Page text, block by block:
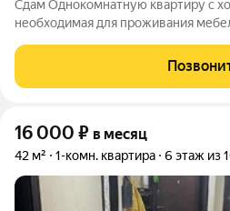
Сдам Однокомнатную квартиру с
необходимая для проживания
16 000 ₽ в месяц
42 м² 1-комн. квартира 6 этаж из